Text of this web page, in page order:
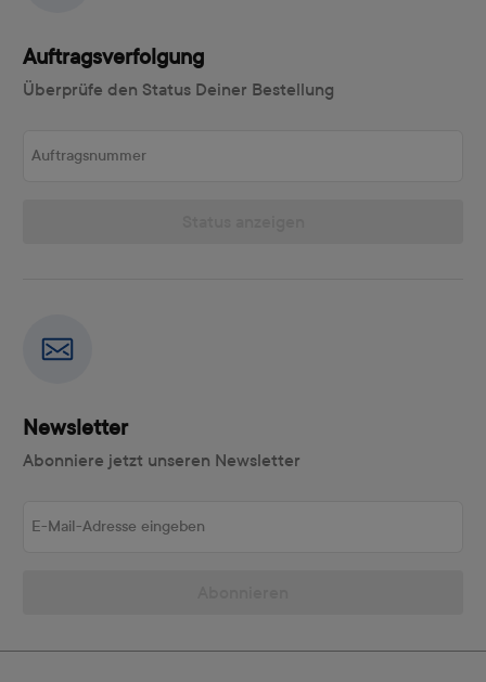
Auftragsverfolgung
Überprüfe den Status Deiner Bestellung
Newsletter
Abonniere jetzt unseren Newsletter